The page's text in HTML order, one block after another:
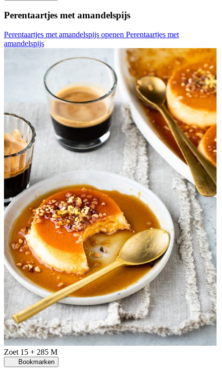
Perentaartjes met amandelspijs
Perentaartjes met amandelspijs openen Perentaartjes met
amandelspijs
Zoet 15 + 285 M
Bookmarken